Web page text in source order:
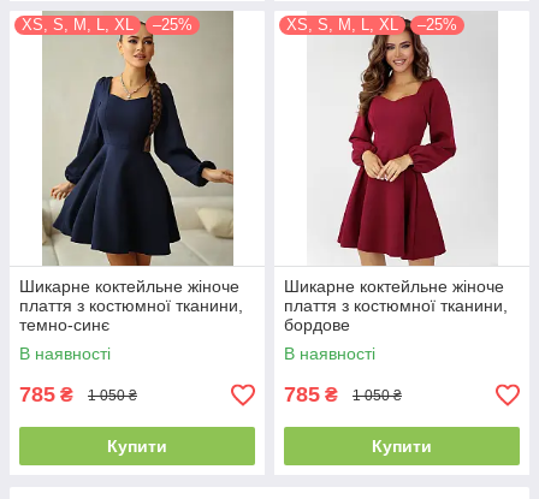
XS, S, M, L, XL –25%
Шикарне коктейльне жіноче
плаття з костюмної тканини,
темно-синє
В наявності
785 ₴ 1 050 ₴
Купити
XS, S, M, L, XL –25%
Шикарне коктейльне жіноче
плаття з костюмної тканини,
бордове
В наявності
785 ₴ 1 050 ₴
Купити